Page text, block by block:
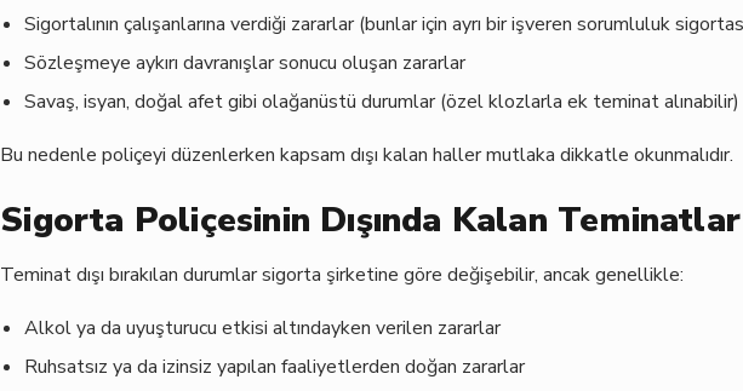
Sigortalının çalışanlarına verdiği zararlar (bunlar için ayrı bir işveren sorumluluk
Sözleşmeye aykırı davranışlar sonucu oluşan zararlar
Savaş, isyan, doğal afet gibi olağanüstü durumlar (özel klozlarla ek teminat alınabilir)
Bu nedenle poliçeyi düzenlerken kapsam dışı kalan haller mutlaka dikkatle okunmalıdır.
Sigorta Poliçesinin Dışında Kalan Teminatlar
Teminat dışı bırakılan durumlar sigorta şirketine göre değişebilir, ancak genellikle:
Alkol ya da uyuşturucu etkisi altındayken verilen zararlar
Ruhsatsız ya da izinsiz yapılan faaliyetlerden doğan zararlar